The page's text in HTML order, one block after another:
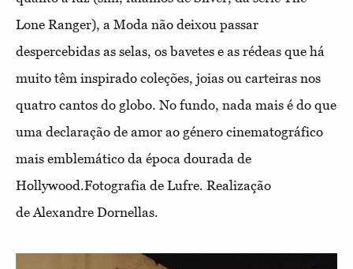
Lone Ranger), a Moda não deixou passar
despercebidas as selas, os bavetes e as rédeas que há
muito têm inspirado coleções, joias ou carteiras nos
quatro cantos do globo. No fundo, nada mais é do que
uma declaração de amor ao género cinematográfico
mais emblemático da época dourada de
Hollywood.Fotografia de Lufre. Realização
de Alexandre Dornellas.